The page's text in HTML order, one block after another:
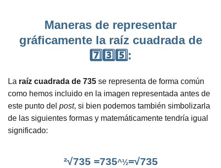
Maneras de representar
gráficamente la raíz cuadrada de
7️⃣3️⃣5️⃣:
La raíz cuadrada de 735 se representa de forma común
como hemos incluido en la imagen representada antes de
este punto del post, si bien podemos también simbolizarla
de las siguientes formas y matemáticamente tendría igual
significado:
²√735 =735^½=√735